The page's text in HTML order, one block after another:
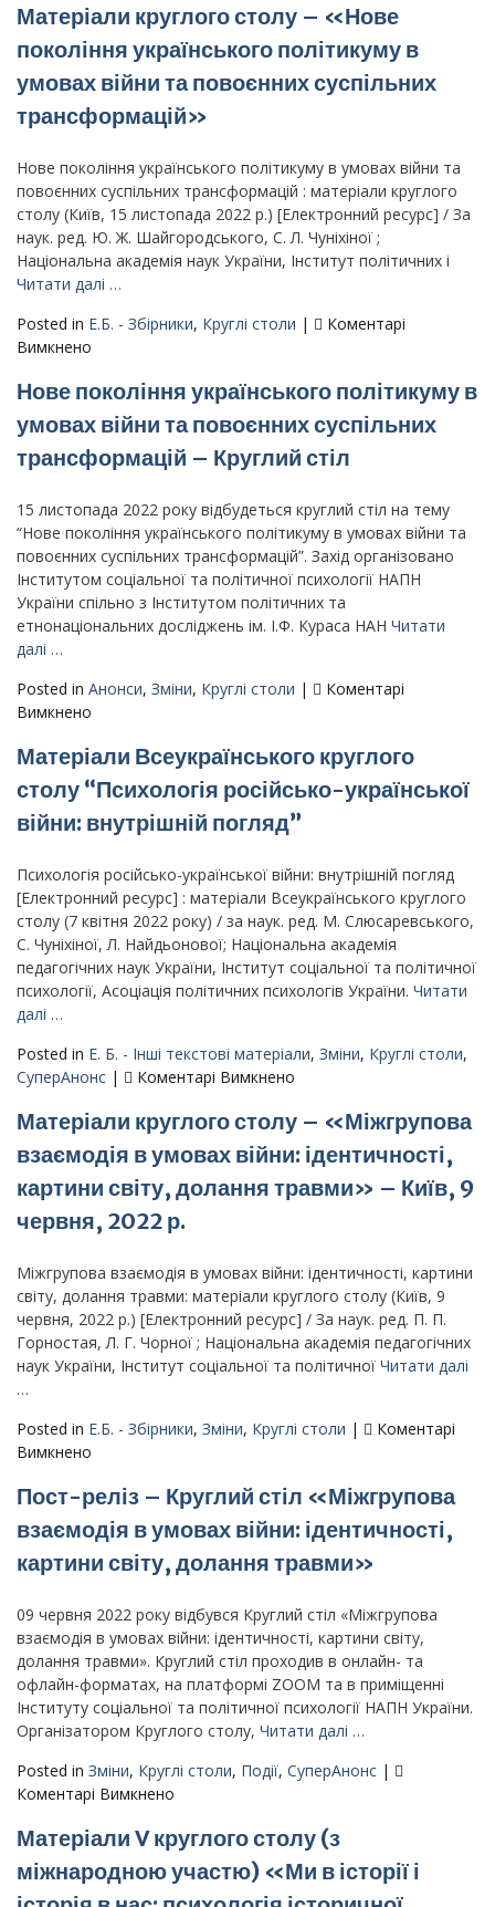
пам’яті»
19
жовтня
р.;
жовтня
2023
р.
(Київ)
матеріалів
столу
–
II
круглий
«Проблеми
розвитку
ідентичності
особистості
в
освітньому
просторі»
Матеріали круглого столу – «Нове
покоління українського політикуму в
умовах війни та повоєнних суспільних
трансформацій»
Нове покоління українського політикуму в умовах війни та
повоєнних суспільних трансформацій : матеріали круглого
столу (Київ, 15 листопада 2022 р.) [Електронний ресурс] / За
наук. ред. Ю. Ж. Шайгородського, С. Л. Чуніхіної ;
Національна академія наук України, Інститут політичних і
Читати далі …
Posted in Е.Б. - Збірники, Круглі столи |
Коментарі
Вимкнено
круглого
столу
–
«Нове
українського
політикуму
в
умовах
війни
та
трансформацій»
Нове покоління українського політикуму в
умовах війни та повоєнних суспільних
трансформацій – Круглий стіл
15 листопада 2022 року відбудеться круглий стіл на тему
“Нове покоління українського політикуму в умовах війни та
повоєнних суспільних трансформацій”. Захід організовано
Інститутом соціальної та політичної психології НАПН
України спільно з Інститутом політичних та
етнонаціональних досліджень ім. І.Ф. Кураса НАН Читати
далі …
Posted in Анонси, Зміни, Круглі столи |
Коментарі
Вимкнено
покоління
українського
політикуму
в
війни
та
повоєнних
суспільних
трансформацій
–
Матеріали Всеукраїнського круглого
столу “Психологія російсько-української
війни: внутрішній погляд”
Психологія російсько-української війни: внутрішній погляд
[Електронний ресурс] : матеріали Всеукраїнського круглого
столу (7 квітня 2022 року) / за наук. ред. М. Слюсаревського,
С. Чуніхіної, Л. Найдьонової; Національна академія
педагогічних наук України, Інститут соціальної та політичної
психології, Асоціація політичних психологів України. Читати
далі …
Posted in Е. Б. - Інші текстові матеріали, Зміни, Круглі столи,
СуперАнонс | Коментарі Вимкнено
Всеукраїнського
круглого
столу
“Психологія
внутрішній
погляд”
Матеріали круглого столу – «Міжгрупова
взаємодія в умовах війни: ідентичності,
картини світу, долання травми» – Київ, 9
червня, 2022 р.
Міжгрупова взаємодія в умовах війни: ідентичності, картини
світу, долання травми: матеріали круглого столу (Київ, 9
червня, 2022 р.) [Електронний ресурс] / За наук. ред. П. П.
Горностая, Л. Г. Чорної ; Національна академія педагогічних
наук України, Інститут соціальної та політичної Читати далі
…
Posted in Е.Б. - Збірники, Зміни, Круглі столи |
Коментарі
Вимкнено
круглого
столу
–
«Міжгрупова
в
умовах
війни:
ідентичності,
картини
світу,
травми»
–
9
червня,
Пост-реліз – Круглий стіл «Міжгрупова
взаємодія в умовах війни: ідентичності,
картини світу, долання травми»
09 червня 2022 року відбувся Круглий стіл «Міжгрупова
взаємодія в умовах війни: ідентичності, картини світу,
долання травми». Круглий стіл проходив в онлайн- та
офлайн-форматах, на платформі ZOOM та в приміщенні
Інституту соціальної та політичної психології НАПН України.
Організатором Круглого столу, Читати далі …
Posted in Зміни, Круглі столи, Події, СуперАнонс |
Коментарі Вимкнено
реліз
Круглий
Матеріали V круглого столу (з
міжнародною участю) «Ми в історії і